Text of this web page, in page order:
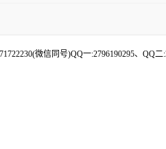
微信同号)QQ一:2796190295、QQ